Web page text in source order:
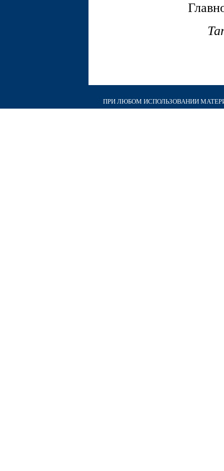
ПРИ ЛЮБОМ ИСПОЛЬЗОВАНИИ